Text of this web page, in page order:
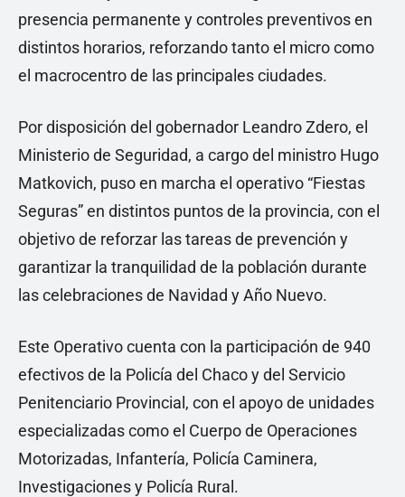
presencia permanente y controles preventivos en
distintos horarios, reforzando tanto el micro como
el macrocentro de las principales ciudades.
Por disposición del gobernador Leandro Zdero, el
Ministerio de Seguridad, a cargo del ministro Hugo
Matkovich, puso en marcha el operativo “Fiestas
Seguras” en distintos puntos de la provincia, con el
objetivo de reforzar las tareas de prevención y
garantizar la tranquilidad de la población durante
las celebraciones de Navidad y Año Nuevo.
Este Operativo cuenta con la participación de 940
efectivos de la Policía del Chaco y del Servicio
Penitenciario Provincial, con el apoyo de unidades
especializadas como el Cuerpo de Operaciones
Motorizadas, Infantería, Policía Caminera,
Investigaciones y Policía Rural.